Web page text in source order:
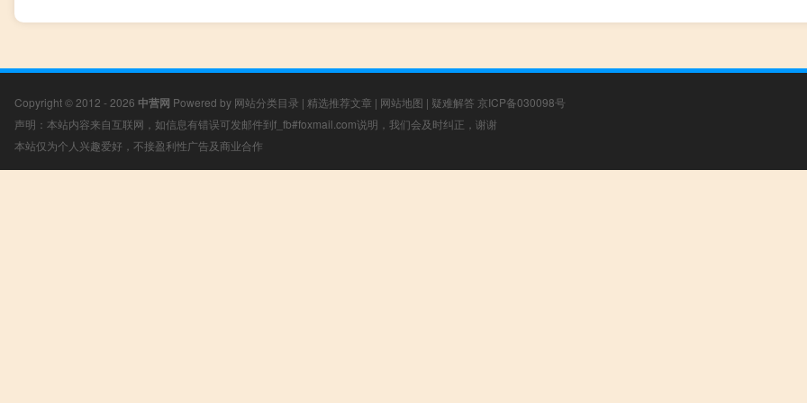
Copyright © 2012 - 2026 中营网 Powered by 网站分类目录 | 精选推荐文章 | 网站地图 | 疑难解答 京ICP备030098号
声明：本站内容来自互联网，如信息有错误可发邮件到f_fb#foxmail.com说明，我们会及时纠正，谢谢
本站仅为个人兴趣爱好，不接盈利性广告及商业合作